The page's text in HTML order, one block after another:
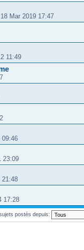
Mar 2019 17:47
11:49
09:46
23:09
21:48
17:28
postés depuis: